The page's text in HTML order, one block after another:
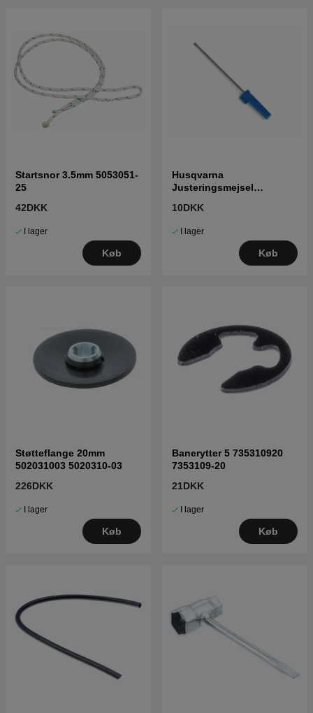
Startsnor 3.5mm 5053051-
25
42DKK
I lager
Køb
Husqvarna
Justeringsmejsel
10DKK
I lager
Køb
Støtteflange 20mm
502031003 5020310-03
226DKK
I lager
Køb
Banerytter 5 735310920
7353109-20
21DKK
I lager
Køb